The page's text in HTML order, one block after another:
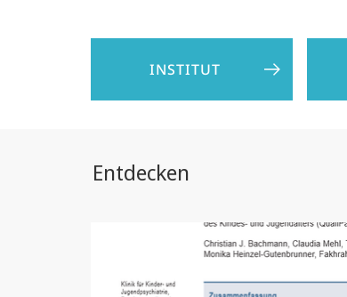
INSTITUT
Entdecken